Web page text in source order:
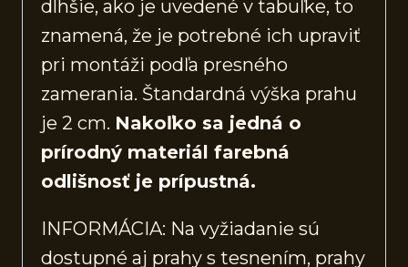
dlhšie, ako je uvedené v tabuľke, to
znamená, že je potrebné ich upraviť
pri montáži podľa presného
zamerania. Štandardná výška prahu
je 2 cm. Nakoľko sa jedná o
prírodný materiál farebná
odlišnosť je prípustná.
INFORMÁCIA: Na vyžiadanie sú
dostupné aj prahy s tesnením, prahy